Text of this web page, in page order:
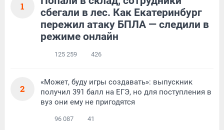
1
сбегали в лес. Как Екатеринбург
пережил атаку БПЛА — следили в
режиме онлайн
125 259 426
2
«Может, буду игры создавать»: выпускник
получил 391 балл на ЕГЭ, но для поступления в
вуз они ему не пригодятся
96 087 41